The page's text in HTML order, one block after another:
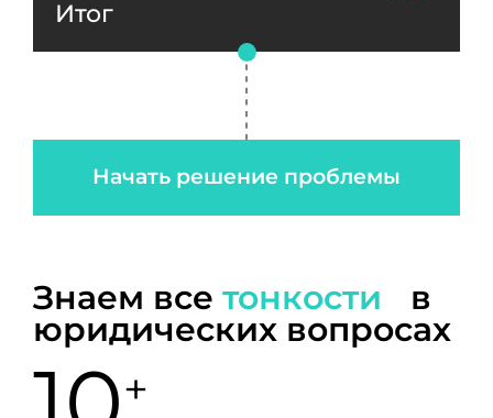
Итог
Начать решение проблемы
Знаем все тонкости в
юридических вопросах
+